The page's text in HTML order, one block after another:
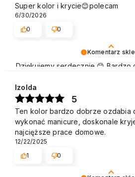
Komentarz
Dziękujemy serdecznie 😊 Bardzo
Pozdrawiamy
Super kolor i krycie😊polecam
6/30/2026
0
0
Izolda
5
Ten kolor bardzo dobrze ozdabia
wykonać manicure, doskonale
najcięższe prace domowe.
12/22/2025
1
0